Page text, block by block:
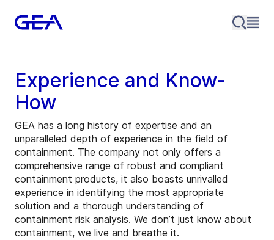
Experience and Know-
How
GEA has a long history of expertise and an
unparalleled depth of experience in the field of
containment. The company not only offers a
comprehensive range of robust and compliant
containment products, it also boasts unrivalled
experience in identifying the most appropriate
solution and a thorough understanding of
containment risk analysis. We don’t just know about
containment, we live and breathe it.